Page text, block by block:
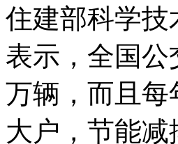
住建部科学
表示，全国公
万辆，而且每
大户，节能